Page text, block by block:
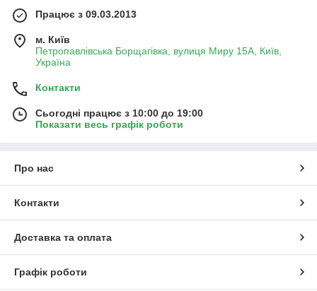
Працює з 09.03.2013
м. Київ
Петропавлівська Борщагівка, вулиця Миру 15А, Київ,
Україна
Контакти
Сьогодні працює з 10:00 до 19:00
Показати весь графік роботи
Про нас
Контакти
Доставка та оплата
Графік роботи